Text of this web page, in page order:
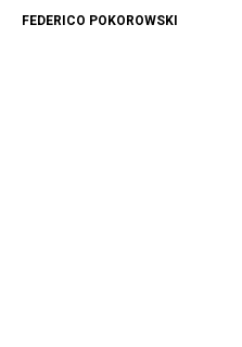
FEDERICO POKOROWSKI